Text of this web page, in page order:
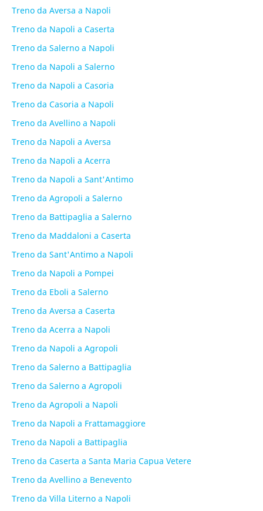
Treno da Aversa a Napoli
Treno da Napoli a Caserta
Treno da Salerno a Napoli
Treno da Napoli a Salerno
Treno da Napoli a Casoria
Treno da Casoria a Napoli
Treno da Avellino a Napoli
Treno da Napoli a Aversa
Treno da Napoli a Acerra
Treno da Napoli a Sant'Antimo
Treno da Agropoli a Salerno
Treno da Battipaglia a Salerno
Treno da Maddaloni a Caserta
Treno da Sant'Antimo a Napoli
Treno da Napoli a Pompei
Treno da Eboli a Salerno
Treno da Aversa a Caserta
Treno da Acerra a Napoli
Treno da Napoli a Agropoli
Treno da Salerno a Battipaglia
Treno da Salerno a Agropoli
Treno da Agropoli a Napoli
Treno da Napoli a Frattamaggiore
Treno da Napoli a Battipaglia
Treno da Caserta a Santa Maria Capua Vetere
Treno da Avellino a Benevento
Treno da Villa Literno a Napoli